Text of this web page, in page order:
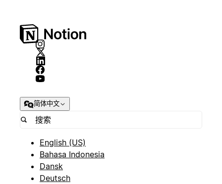
简体中文
English (US)
Bahasa Indonesia
Dansk
Deutsch